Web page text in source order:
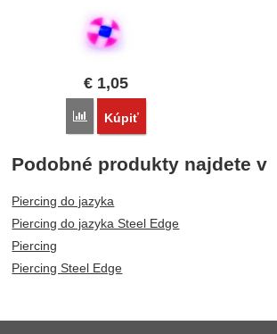
€ 1,05
Porovnať
Kúpiť
Podobné produkty najdete v
Piercing do jazyka
Piercing do jazyka Steel Edge
Piercing
Piercing Steel Edge